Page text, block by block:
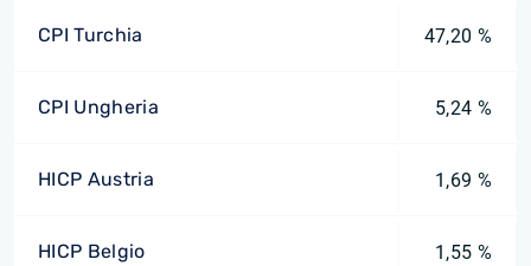
CPI Turchia 47,20 %
CPI Ungheria 5,24 %
HICP Austria 1,69 %
HICP Belgio 1,55 %